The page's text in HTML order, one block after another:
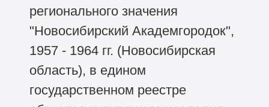
регионального значения
"Новосибирский Академгородок",
1957 - 1964 гг. (Новосибирская
область), в едином
государственном реестре